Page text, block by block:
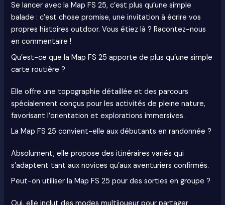
Se lancer avec la Map FS 25, c’est plus qu’une simple
balade : c’est chose promise, une invitation à écrire vos
propres histoires outdoor. Vous étiez là ? Racontez-nous
en commentaire !
Qu’est-ce que la Map FS 25 apporte de plus qu’une simple
carte routière ?
Elle offre une topographie détaillée et des parcours
spécialement conçus pour les activités de pleine nature,
favorisant l’orientation et explorations immersives.
La Map FS 25 convient-elle aux débutants en randonnée ?
Absolument, elle propose des itinéraires variés qui
s’adaptent tant aux novices qu’aux aventuriers confirmés.
Peut-on utiliser la Map FS 25 pour des sorties en groupe ?